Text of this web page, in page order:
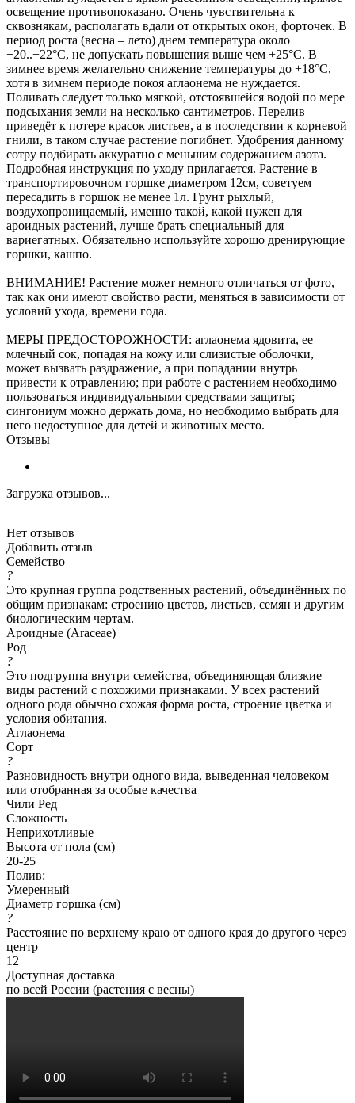
освещение противопоказано. Очень чувствительна к
сквознякам, располагать вдали от открытых окон, форточек. В
период роста (весна – лето) днем температура около
+20..+22°С, не допускать повышения выше чем +25°C. В
зимнее время желательно снижение температуры до +18°C,
хотя в зимнем периоде покоя аглаонема не нуждается.
Поливать следует только мягкой, отстоявшейся водой по мере
подсыхания земли на несколько сантиметров. Перелив
приведёт к потере красок листьев, а в последствии к корневой
гнили, в таком случае растение погибнет. Удобрения данному
сотру подбирать аккуратно с меньшим содержанием азота.
Подробная инструкция по уходу прилагается. Растение в
транспортировочном горшке диаметром 12см, советуем
пересадить в горшок не менее 1л. Грунт рыхлый,
воздухопроницаемый, именно такой, какой нужен для
ароидных растений, лучше брать специальный для
вариегатных. Обязательно используйте хорошо дренирующие
горшки, кашпо.
ВНИМАНИЕ! Растение может немного отличаться от фото,
так как они имеют свойство расти, меняться в зависимости от
условий ухода, времени года.
МЕРЫ ПРЕДОСТОРОЖНОСТИ: аглаонема ядовита, ее
млечный сок, попадая на кожу или слизистые оболочки,
может вызвать раздражение, а при попадании внутрь
привести к отравлению; при работе с растением необходимо
пользоваться индивидуальными средствами защиты;
сингониум можно держать дома, но необходимо выбрать для
него недоступное для детей и животных место.
Отзывы
Загрузка отзывов...
Нет отзывов
Добавить отзыв
Семейство
?
Это крупная группа родственных растений, объединённых по
общим признакам: строению цветов, листьев, семян и другим
биологическим чертам.
Ароидные (Araceae)
Род
?
Это подгруппа внутри семейства, объединяющая близкие
виды растений с похожими признаками. У всех растений
одного рода обычно схожая форма роста, строение цветка и
условия обитания.
Аглаонема
Сорт
?
Разновидность внутри одного вида, выведенная человеком
или отобранная за особые качества
Чили Ред
Сложность
Неприхотливые
Высота от пола (см)
20-25
Полив:
Умеренный
Диаметр горшка (см)
?
Расстояние по верхнему краю от одного края до другого через
центр
12
Доступная доставка
по всей России (растения с весны)